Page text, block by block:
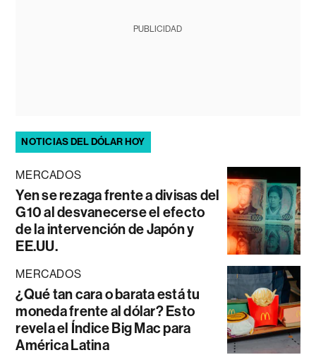
PUBLICIDAD
NOTICIAS DEL DÓLAR HOY
MERCADOS
Yen se rezaga frente a divisas del
G10 al desvanecerse el efecto
de la intervención de Japón y
EE.UU.
MERCADOS
¿Qué tan cara o barata está tu
moneda frente al dólar? Esto
revela el Índice Big Mac para
América Latina